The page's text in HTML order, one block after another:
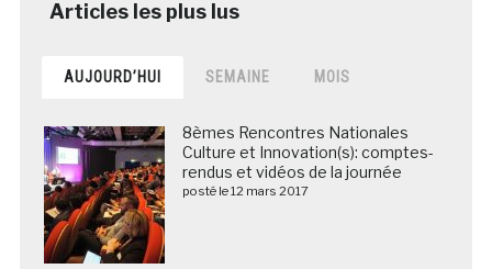
AUJOURD’HUI SEMAINE MOIS
8èmes Rencontres Nationales
Culture et Innovation(s): comptes-
rendus et vidéos de la journée
posté le 12 mars 2017